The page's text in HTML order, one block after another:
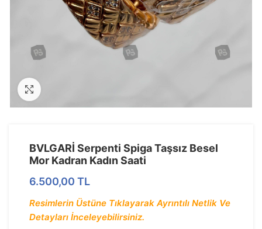
BVLGARİ Serpenti Spiga Taşsız Besel
Mor Kadran Kadın Saati
6.500,00 TL
Resimlerin Üstüne Tıklayarak Ayrıntılı Netlik Ve
Detayları İnceleyebilirsiniz.